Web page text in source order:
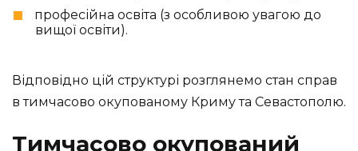
професійна освіта (з особливою увагою до
вищої освіти).
Відповідно цій структурі розглянемо стан справ
в тимчасово окупованому Криму та Севастополю.
Тимчасово окупований